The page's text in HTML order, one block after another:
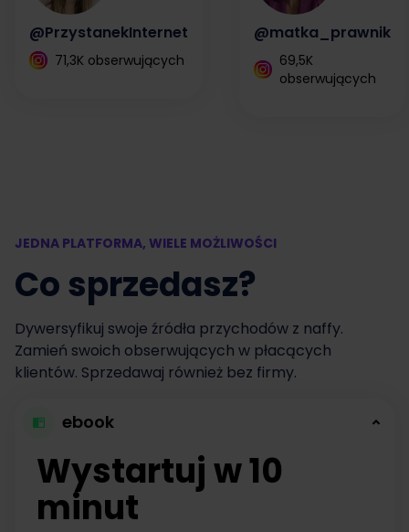
@PrzystanekInternet
71,3K obserwujących
@matka_prawnik
69,5K
obserwujących
JEDNA PLATFORMA, WIELE MOŻLIWOŚCI
Co sprzedasz?
Dywersyfikuj swoje źródła przychodów z naffy.
Zamień swoich obserwujących w płacących
klientów. Sprzedawaj również bez firmy.
ebook
Wystartuj w 10
minut